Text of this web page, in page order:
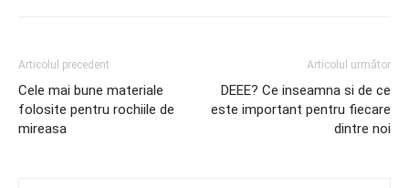
Articolul precedent
Cele mai bune materiale
folosite pentru rochiile de
mireasa
Articolul următor
DEEE? Ce inseamna si de ce
este important pentru fiecare
dintre noi